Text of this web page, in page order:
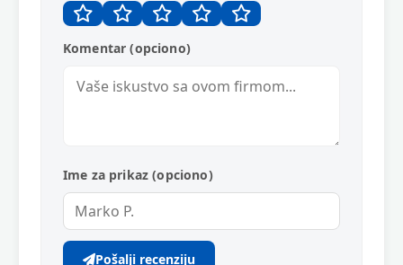
Komentar (opciono)
Ime za prikaz (opciono)
Pošalji recenziju